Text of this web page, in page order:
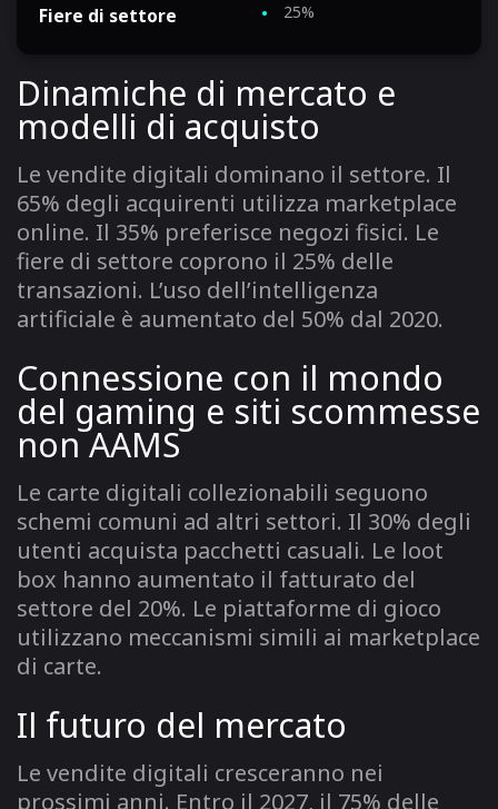
Fiere di settore 25%
Dinamiche di mercato e
modelli di acquisto
Le vendite digitali dominano il settore. Il
65% degli acquirenti utilizza marketplace
online. Il 35% preferisce negozi fisici. Le
fiere di settore coprono il 25% delle
transazioni. L’uso dell’intelligenza
artificiale è aumentato del 50% dal 2020.
Connessione con il mondo
del gaming e siti scommesse
non AAMS
Le carte digitali collezionabili seguono
schemi comuni ad altri settori. Il 30% degli
utenti acquista pacchetti casuali. Le loot
box hanno aumentato il fatturato del
settore del 20%. Le piattaforme di gioco
utilizzano meccanismi simili ai marketplace
di carte.
Il futuro del mercato
Le vendite digitali cresceranno nei
prossimi anni. Entro il 2027, il 75% delle